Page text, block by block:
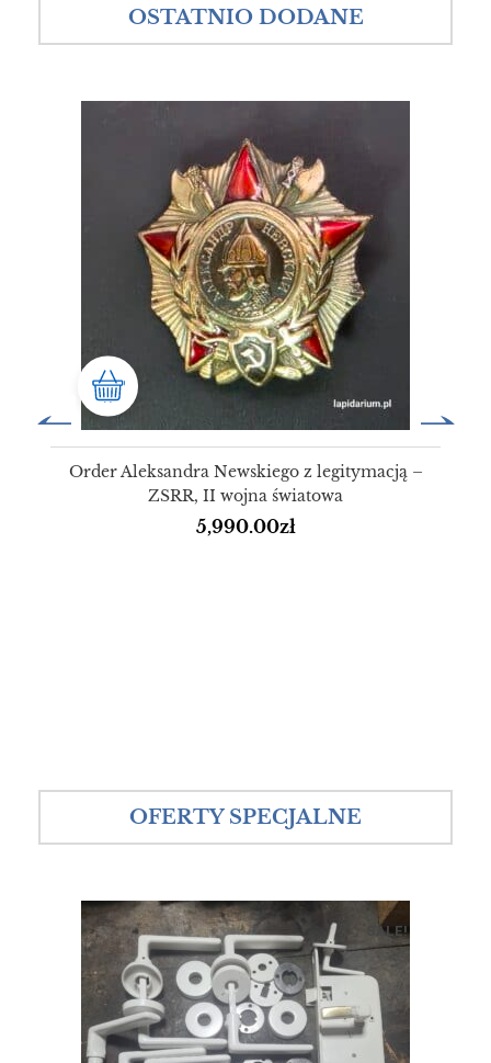
OSTATNIO DODANE
Order Aleksandra Newskiego z legitymacją –
ZSRR, II wojna światowa
5,990.00zł
OFERTY SPECJALNE
SALE!